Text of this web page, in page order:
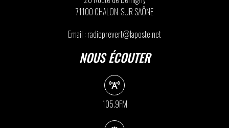
71100 CHALON-SUR SAÔNE
Email : radioprevert@laposte.net
NOUS ÉCOUTER
105.9FM